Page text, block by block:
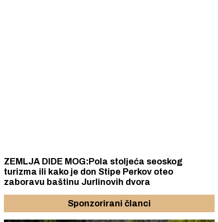
ZEMLJA DIDE MOG:Pola stoljeća seoskog
turizma ili kako je don Stipe Perkov oteo
zaboravu baštinu Jurlinovih dvora
Sponzorirani članci